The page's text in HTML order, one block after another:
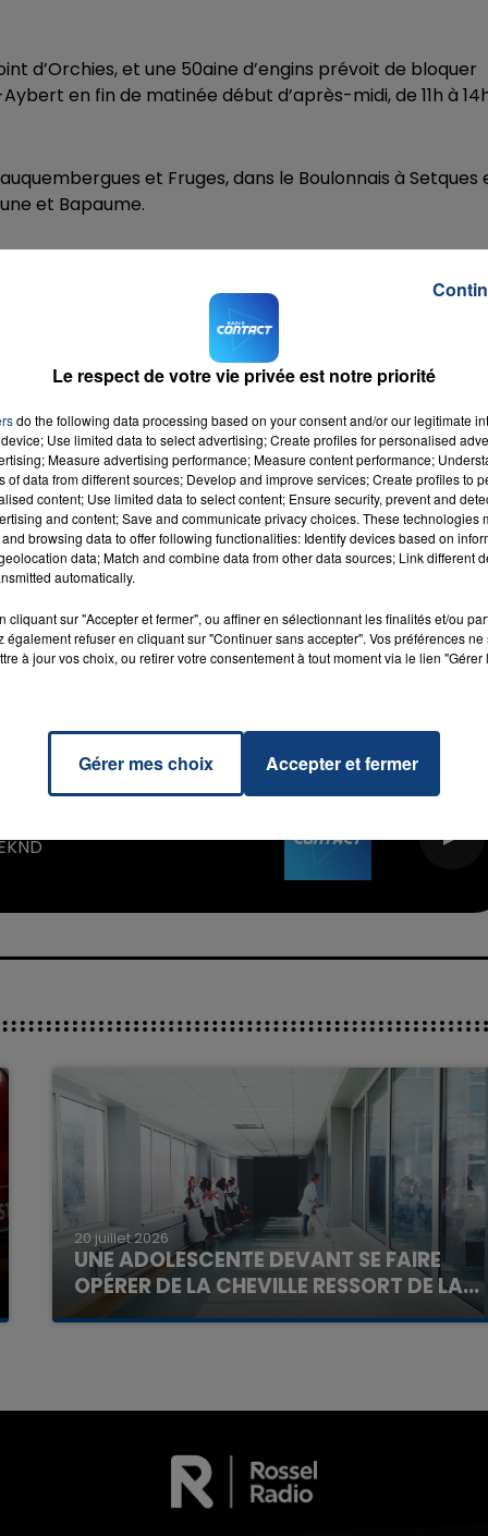
16h00 - 20h00
LA TEAM DU WEEK-END
d’Orchies, et une 50aine d’engins prévoit de bloquer
en fin de matinée début d’après-midi, de 11h à
et Fruges, dans le Boulonnais à Setques
et Bapaume.
pour accéder à l’A28, dans le secteur d’Argoeuvres à
point Jules Vernes de Boves et à Roye au niveau de
à Laon, mais les tracteurs partent de tout le
Saint-Quentinois à Fayet dès 8h45, direction l’A26 à
dès 8 heures en passant par Vervins et Marle pour
et à la sortie 14 Beauvais sud. Ils se
Nord et sur l’A1 aux sorties de Ressons-sur-
sur
et
20 juillet 2026
UNE ADOLESCENTE DEVANT SE FAIRE
OPÉRER DE LA CHEVILLE RESSORT DE LA...
La famille a porté plainte contre la clinique qui a
Le respect de votre vie privée est notre priorité
do the following data processing based on your consent and/or our legitimate
Use limited data to select advertising; Create profiles for personalised
Measure advertising performance; Measure content performance;
of data from different sources; Develop and improve services; Create profiles to
content; Use limited data to select content; Ensure security, prevent and
and content; Save and communicate privacy choices. These technologies
browsing data to offer following functionalities: Identify devices based on
data; Match and combine data from other data sources; Link different
automatically.
cliquant sur "Accepter et fermer", ou affiner en sélectionnant les finalités et/ou
également refuser en cliquant sur "Continuer sans accepter". Vos préférences
à jour vos choix, ou retirer votre consentement à tout moment via le lien
Gérer mes choix Accepter et fermer